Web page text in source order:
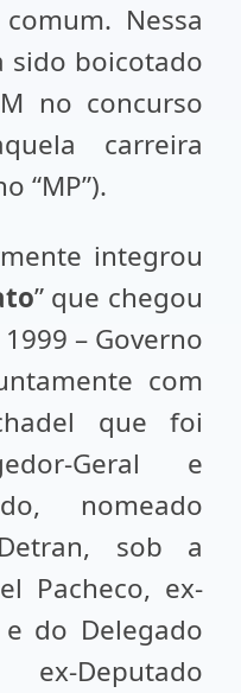
Nessa
sido boicotado
no concurso
carreira
“MP”).
integrou
” que chegou
– Governo
com
que foi
Geral e
nomeado
sob a
Pacheco, ex-
do Delegado
Deputado